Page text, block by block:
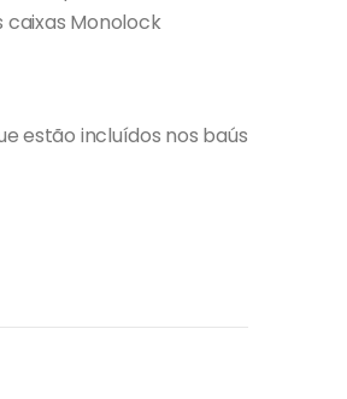
Monolock
estão incluídos nos baús